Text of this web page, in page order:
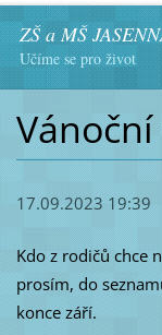
ZŠ a MŠ
Učíme se pro život
17.09.2023 19:39
Kdo z rodičů chce
prosím, do
konce září.